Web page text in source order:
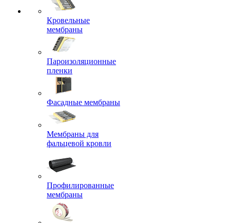
Кровельные
мембраны
Пароизоляционные
пленки
Фасадные мембраны
Мембраны для
фальцевой кровли
Профилированные
мембраны